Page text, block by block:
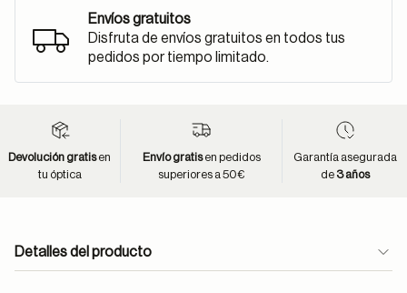
Envíos gratuitos
Disfruta de envíos gratuitos en todos tus
pedidos por tiempo limitado.
Devolución gratisen
tu óptica
Envío gratisen pedidos
superiores a 50€
Garantía asegurada
de 3 años
Detalles del producto